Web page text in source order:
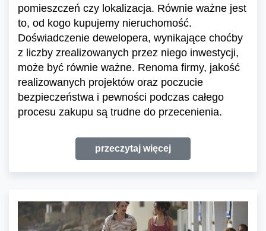
pomieszczeń czy lokalizacja. Równie ważne jest
to, od kogo kupujemy nieruchomość.
Doświadczenie dewelopera, wynikające choćby
z liczby zrealizowanych przez niego inwestycji,
może być równie ważne. Renoma firmy, jakość
realizowanych projektów oraz poczucie
bezpieczeństwa i pewności podczas całego
procesu zakupu są trudne do przecenienia.
przeczytaj więcej